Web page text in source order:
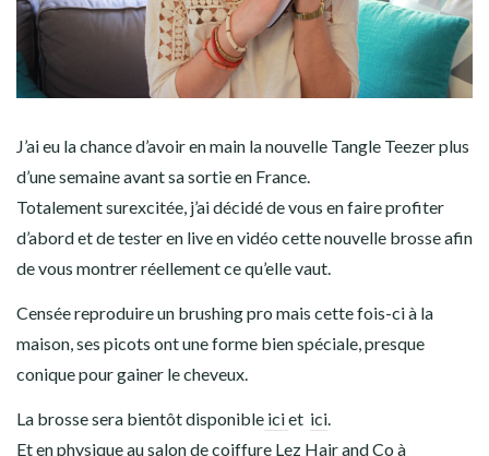
J’ai eu la chance d’avoir en main la nouvelle Tangle Teezer plus
d’une semaine avant sa sortie en France.
Totalement surexcitée, j’ai décidé de vous en faire profiter
d’abord et de tester en live en vidéo cette nouvelle brosse afin
de vous montrer réellement ce qu’elle vaut.
Censée reproduire un brushing pro mais cette fois-ci à la
maison, ses picots ont une forme bien spéciale, presque
conique pour gainer le cheveux.
La brosse sera bientôt disponible iciet ici.
Et en physique au salon de coiffure Lez Hair and Co à